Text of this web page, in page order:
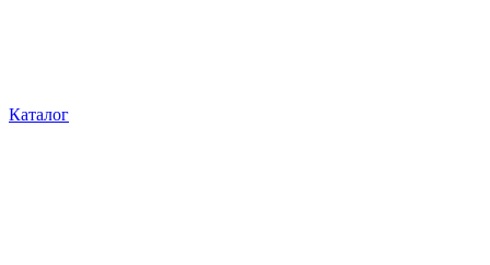
Каталог